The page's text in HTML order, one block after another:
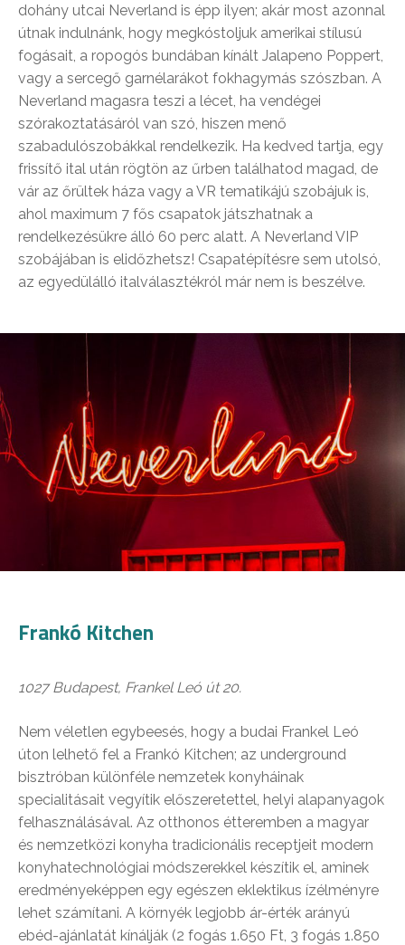
dohány utcai Neverland is épp ilyen; akár most azonnal
útnak indulnánk, hogy megkóstoljuk amerikai stílusú
fogásait, a ropogós bundában kínált Jalapeno Poppert,
vagy a sercegő garnélarákot fokhagymás szószban. A
Neverland magasra teszi a lécet, ha vendégei
szórakoztatásáról van szó, hiszen menő
szabadulószobákkal rendelkezik. Ha kedved tartja, egy
frissítő ital után rögtön az űrben találhatod magad, de
vár az őrültek háza vagy a VR tematikájú szobájuk is,
ahol maximum 7 fős csapatok játszhatnak a
rendelkezésükre álló 60 perc alatt. A Neverland VIP
szobájában is elidőzhetsz! Csapatépítésre sem utolsó,
az egyedülálló italválasztékról már nem is beszélve.
Frankó Kitchen
1027 Budapest, Frankel Leó út 20.
Nem véletlen egybeesés, hogy a budai Frankel Leó
úton lelhető fel a Frankó Kitchen; az underground
bisztróban különféle nemzetek konyháinak
specialitásait vegyítik előszeretettel, helyi alapanyagok
felhasználásával. Az otthonos étteremben a magyar
és nemzetközi konyha tradicionális receptjeit modern
konyhatechnológiai módszerekkel készítik el, aminek
eredményeképpen egy egészen eklektikus ízélményre
lehet számítani. A környék legjobb ár-érték arányú
ebéd-ajánlatát kínálják (2 fogás 1.650 Ft, 3 fogás 1.850